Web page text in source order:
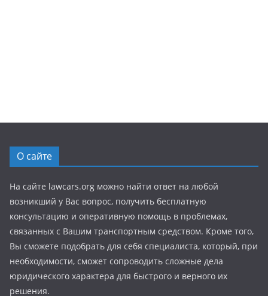
О сайте
На сайте lawcars.org можно найти ответ на любой
возникший у Вас вопрос, получить бесплатную
консультацию и оперативную помощь в проблемах,
связанных с Вашим транспортным средством. Кроме того,
Вы сможете подобрать для себя специалиста, который, при
необходимости, сможет сопроводить сложные дела
юридического характера для быстрого и верного их
решения.